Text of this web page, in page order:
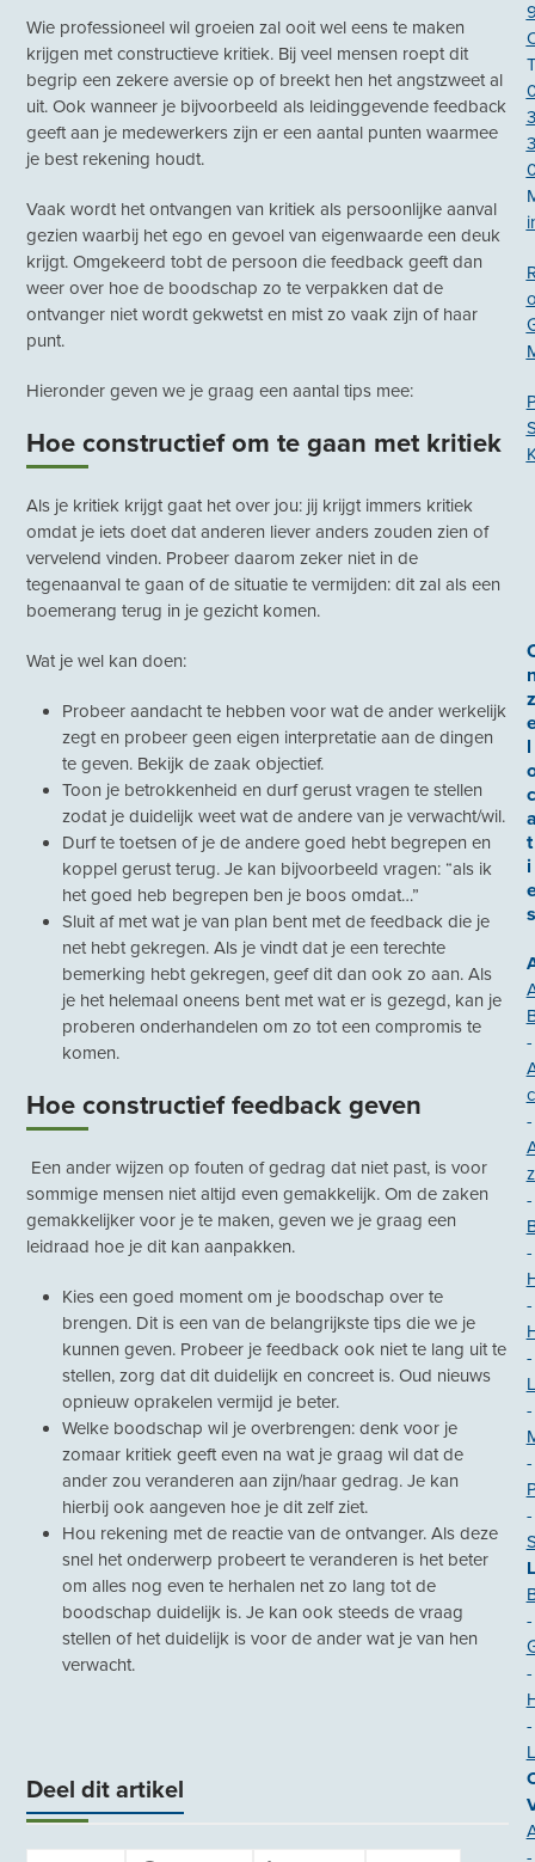
Wie professioneel wil groeien zal ooit wel eens te maken
krijgen met constructieve kritiek. Bij veel mensen roept dit
begrip een zekere aversie op of breekt hen het angstzweet al
uit. Ook wanneer je bijvoorbeeld als leidinggevende feedback
geeft aan je medewerkers zijn er een aantal punten waarmee
je best rekening houdt.
Vaak wordt het ontvangen van kritiek als persoonlijke aanval
gezien waarbij het ego en gevoel van eigenwaarde een deuk
krijgt. Omgekeerd tobt de persoon die feedback geeft dan
weer over hoe de boodschap zo te verpakken dat de
ontvanger niet wordt gekwetst en mist zo vaak zijn of haar
punt.
Hieronder geven we je graag een aantal tips mee:
Hoe constructief om te gaan met kritiek
Als je kritiek krijgt gaat het over jou: jij krijgt immers kritiek
omdat je iets doet dat anderen liever anders zouden zien of
vervelend vinden. Probeer daarom zeker niet in de
tegenaanval te gaan of de situatie te vermijden: dit zal als een
boemerang terug in je gezicht komen.
Wat je wel kan doen:
Probeer aandacht te hebben voor wat de ander werkelijk
zegt en probeer geen eigen interpretatie aan de dingen
te geven. Bekijk de zaak objectief.
Toon je betrokkenheid en durf gerust vragen te stellen
zodat je duidelijk weet wat de andere van je verwacht/wil.
Durf te toetsen of je de andere goed hebt begrepen en
koppel gerust terug. Je kan bijvoorbeeld vragen: “als ik
het goed heb begrepen ben je boos omdat…”
Sluit af met wat je van plan bent met de feedback die je
net hebt gekregen. Als je vindt dat je een terechte
bemerking hebt gekregen, geef dit dan ook zo aan. Als
je het helemaal oneens bent met wat er is gezegd, kan je
proberen onderhandelen om zo tot een compromis te
komen.
Hoe constructief feedback geven
Een ander wijzen op fouten of gedrag dat niet past, is voor
sommige mensen niet altijd even gemakkelijk. Om de zaken
gemakkelijker voor je te maken, geven we je graag een
leidraad hoe je dit kan aanpakken.
Kies een goed moment om je boodschap over te
brengen. Dit is een van de belangrijkste tips die we je
kunnen geven. Probeer je feedback ook niet te lang uit te
stellen, zorg dat dit duidelijk en concreet is. Oud nieuws
opnieuw oprakelen vermijd je beter.
Welke boodschap wil je overbrengen: denk voor je
zomaar kritiek geeft even na wat je graag wil dat de
ander zou veranderen aan zijn/haar gedrag. Je kan
hierbij ook aangeven hoe je dit zelf ziet.
Hou rekening met de reactie van de ontvanger. Als deze
snel het onderwerp probeert te veranderen is het beter
om alles nog even te herhalen net zo lang tot de
boodschap duidelijk is. Je kan ook steeds de vraag
stellen of het duidelijk is voor de ander wat je van hen
verwacht.
Deel dit artikel
z
l
c
t
i
s
-
-
-
-
-
-
-
-
-
-
-
-
-